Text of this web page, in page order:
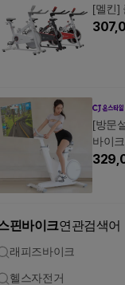
[멜킨]
[방문
바이
핀바이크연관검색어
래피즈바이크
헬스자전거